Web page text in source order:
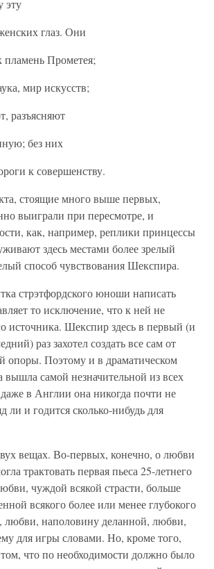
эту
глаз. Они
пламень Прометея;
мир искусств;
разъясняют
без них
к совершенству.
стоящие много выше первых,
выиграли при пересмотре, и
как, например, реплики принцессы
здесь местами более зрелый
способ чувствования Шекспира.
стрэтфордского юноши написать
то исключение, что к ней не
источника. Шекспир здесь в первый (и
раз захотел создать все сам от
опоры. Поэтому и в драматическом
вышла самой незначительной из всех
в Англии она никогда почти не
ли и годится сколько-нибудь для
вещах. Во-первых, конечно, о любви
трактовать первая пьеса 25-летнего
чуждой всякой страсти, больше
всякого более или менее глубокого
любви, наполовину деланной, любви,
для игры словами. Но, кроме того,
том, что по необходимости должно было